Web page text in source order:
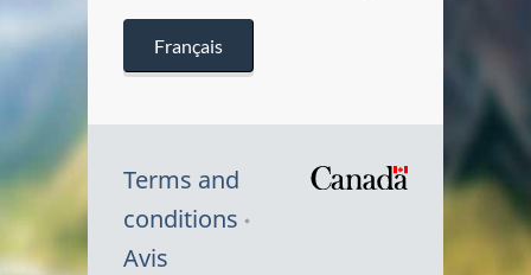
Français
Terms and
conditions
Avis